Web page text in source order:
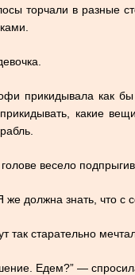
торчали в разные
прикидывала как
какие
весело
должна знать, что с
так старательно
Едем?” —